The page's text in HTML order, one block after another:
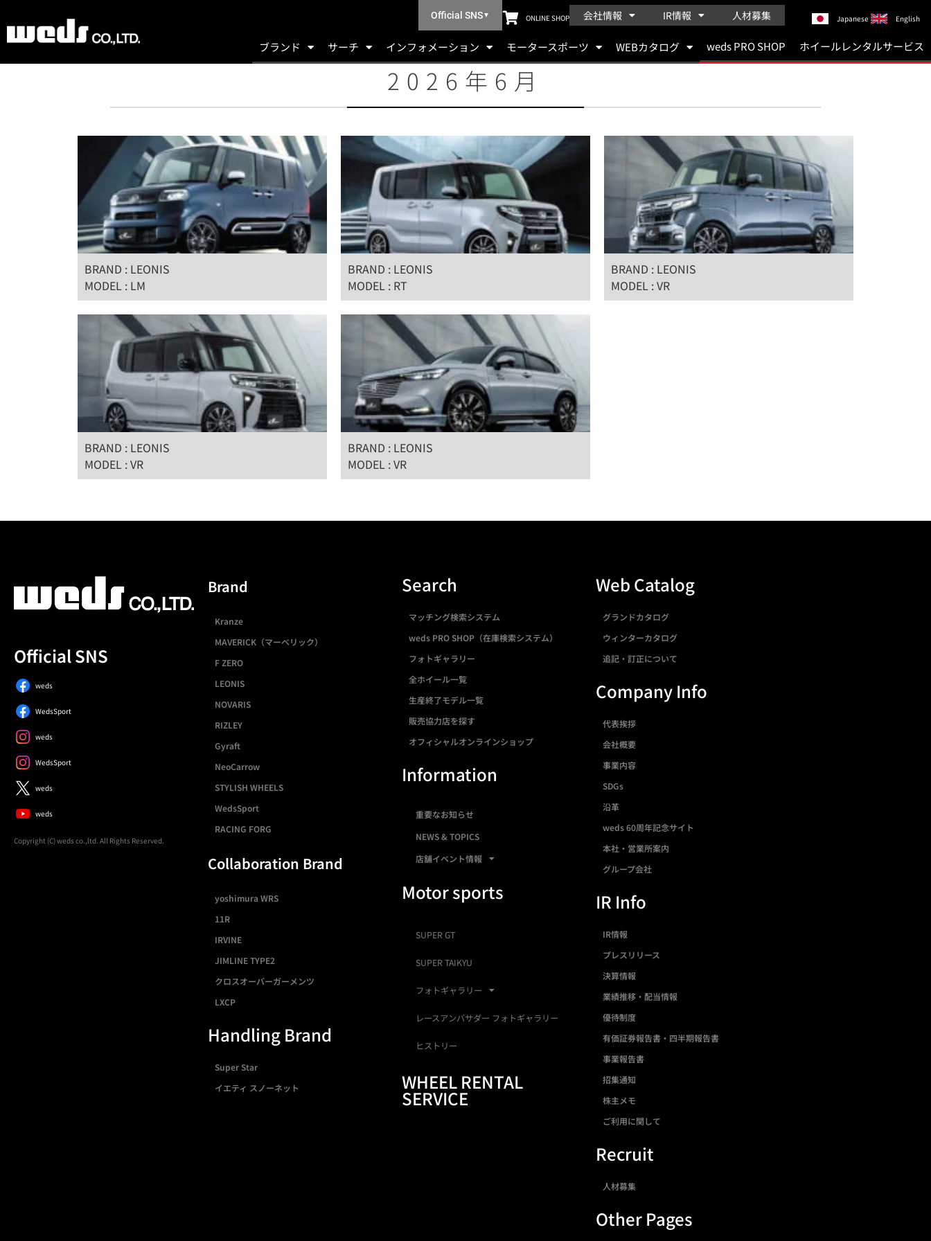
Official SNS▼ ONLINE SHOP 会社情報 IR情報 人材募集 Japanese English
ブランド サーチ インフォメーション モータースポーツ WEBカタログ weds PRO SHOP ホイールレンタルサービス
2026年6月
BRAND : LEONIS
MODEL : LM
BRAND : LEONIS
MODEL : RT
BRAND : LEONIS
MODEL : VR
BRAND : LEONIS
MODEL : VR
BRAND : LEONIS
MODEL : VR
Official SNS
weds
WedsSport
weds
WedsSport
weds
weds
Copyright (C) weds co.,ltd. All Rights Reserved.
Brand
Kranze
MAVERICK（マーベリック）
F ZERO
LEONIS
NOVARIS
RIZLEY
Gyraft
NeoCarrow
STYLISH WHEELS
WedsSport
RACING FORG
Collaboration Brand
yoshimura WRS
11R
IRVINE
JIMLINE TYPE2
クロスオーバーガーメンツ
LXCP
Handling Brand
Super Star
イエティ スノーネット
Search
マッチング検索システム
weds PRO SHOP（在庫検索システム）
フォトギャラリー
全ホイール一覧
生産終了モデル一覧
販売協力店を探す
オフィシャルオンラインショップ
Information
重要なお知らせ
NEWS & TOPICS
店舗イベント情報
Motor sports
SUPER GT
SUPER TAIKYU
フォトギャラリー
レースアンバサダー フォトギャラリー
ヒストリー
WHEEL RENTAL
SERVICE
Web Catalog
グランドカタログ
ウィンターカタログ
追記・訂正について
Company Info
代表挨拶
会社概要
事業内容
SDGs
沿革
weds 60周年記念サイト
本社・営業所案内
グループ会社
IR Info
IR情報
プレスリリース
決算情報
業績推移・配当情報
優待制度
有価証券報告書・四半期報告書
事業報告書
招集通知
株主メモ
ご利用に関して
Recruit
人材募集
Other Pages